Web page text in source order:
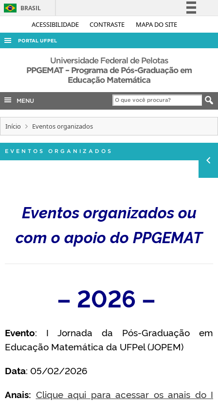
ACESSIBILIDADE CONTRASTE MAPA DO SITE
BRASIL
Simplifique!
Acesso à informação
Legislação
Canais
PORTAL UFPEL
ACESSO À INFORMAÇÃO
AUDITORIA
EDITAIS
Universidade Federal de Pelotas
PPGEMAT – Programa de Pós-Graduação em
Educação Matemática
MENU
Início Eventos organizados
EVENTOS ORGANIZADOS
Eventos organizados ou
com o apoio do PPGEMAT
– 2026 –
Evento: I Jornada da Pós-Graduação em
Educação Matemática da UFPel (JOPEM)
Data: 05/02/2026
Anais: Clique aqui para acessar os anais do I